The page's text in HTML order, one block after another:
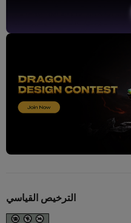
الترخيص القياسي